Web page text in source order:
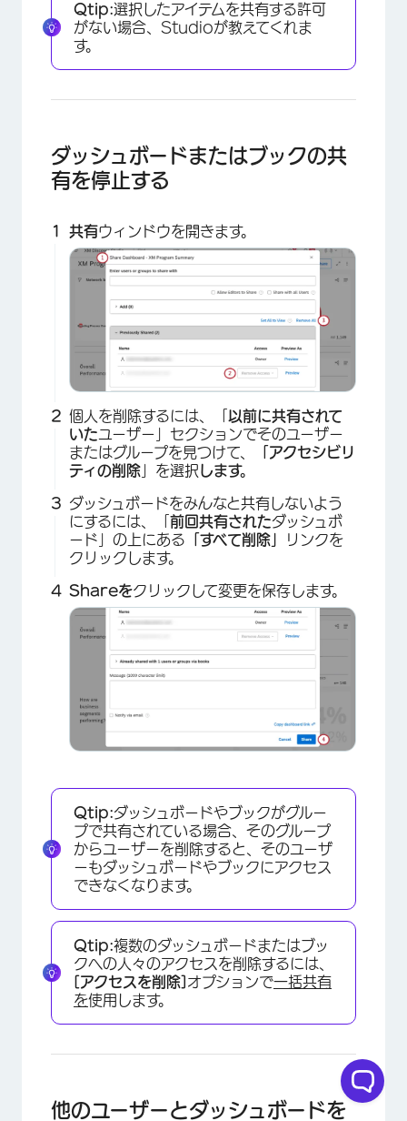
×
Qtip:選択したアイテムを共有する許可
がない場合、Studioが教えてくれま
す。
ダッシュボードまたはブックの共
有を停止する
共有ウィンドウを開きます。
個人を削除するには、「
以前に共有されて
いたユーザー」セクションでそのユーザー
またはグループを見つけて、
「アクセシビリ
ティの削除 」を選択します。
ダッシュボードをみんなと共有しないよう
にするには、「 前回共有されたダッシュボ
ード」の上にある 「すべて削除」
リンクを
クリックします。
Shareをクリックして変更を保存します。
Qtip:ダッシュボードやブックがグルー
プで共有されている場合、そのグループ
からユーザーを削除すると、そのユーザ
ーもダッシュボードやブックにアクセス
できなくなります。
Qtip:複数のダッシュボードまたはブッ
クへの人々のアクセスを削除するには、
[アクセスを削除] オプションで一括共有
を使用します。
他のユーザーとダッシュボードを